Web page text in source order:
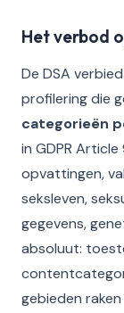
Het verbod
De DSA
profilering die
categorieën
in GDPR
opvattingen,
seksleven,
gegevens,
absoluut:
gebieden